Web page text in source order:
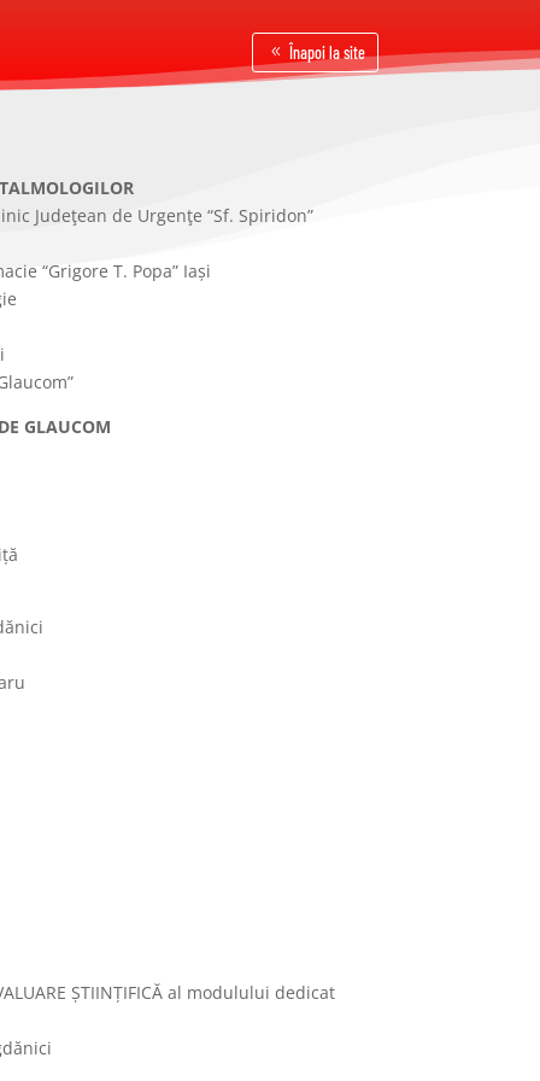
Înapoi la site
Judeţean de Urgenţe “Sf. Spiridon”
“Grigore T. Popa” Iași
GLAUCOM
ȘTIINȚIFICĂ al modulului dedicat